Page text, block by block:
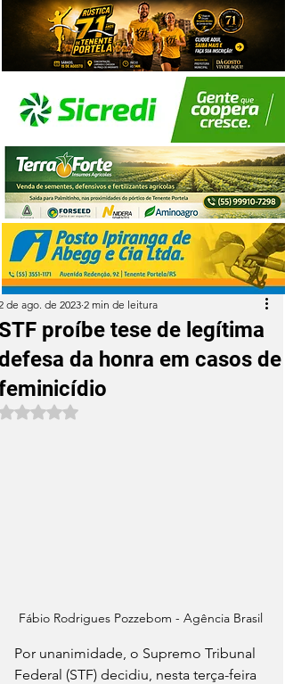
proíbe tese de legítima
da honra em casos de
de ago. de 2023 2 min de leitura
Avaliado com NaN de 5 estrelas.
Fábio Rodrigues Pozzebom - Agência Brasil
Por unanimidade, o Supremo Tribunal
Federal (STF) decidiu, nesta terça-feira